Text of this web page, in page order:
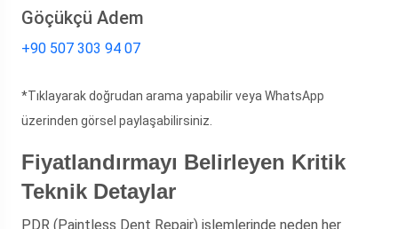
Göçükçü Adem
+90 507 303 94 07
*Tıklayarak doğrudan arama yapabilir veya WhatsApp
üzerinden görsel paylaşabilirsiniz.
Fiyatlandırmayı Belirleyen Kritik
Teknik Detaylar
PDR (Paintless Dent Repair) işlemlerinde neden her